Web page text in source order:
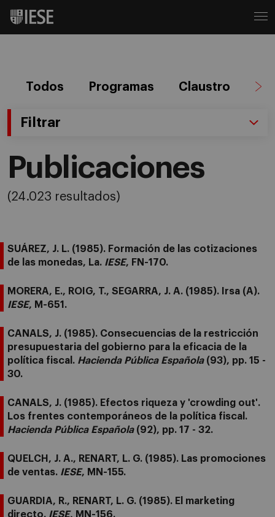
Todos Programas Claustro
Filtrar
Publicaciones
(24.023 resultados)
SUÁREZ, J. L. (1985). Formación de las cotizaciones
de las monedas, La. IESE, FN-170.
MORERA, E., ROIG, T., SEGARRA, J. A. (1985). Irsa (A).
IESE, M-651.
CANALS, J. (1985). Consecuencias de la restricción
presupuestaria del gobierno para la eficacia de la
política fiscal. Hacienda Pública Española(93), pp. 15 -
30.
CANALS, J. (1985). Efectos riqueza y 'crowding out'.
Los frentes contemporáneos de la política fiscal.
Hacienda Pública Española(92), pp. 17 - 32.
QUELCH, J. A., RENART, L. G. (1985). Las promociones
de ventas. IESE, MN-155.
GUARDIA, R., RENART, L. G. (1985). El marketing
directo. IESE, MN-156.